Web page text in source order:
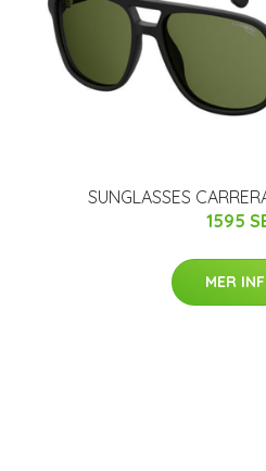
SUNGLASSES
1595
MER